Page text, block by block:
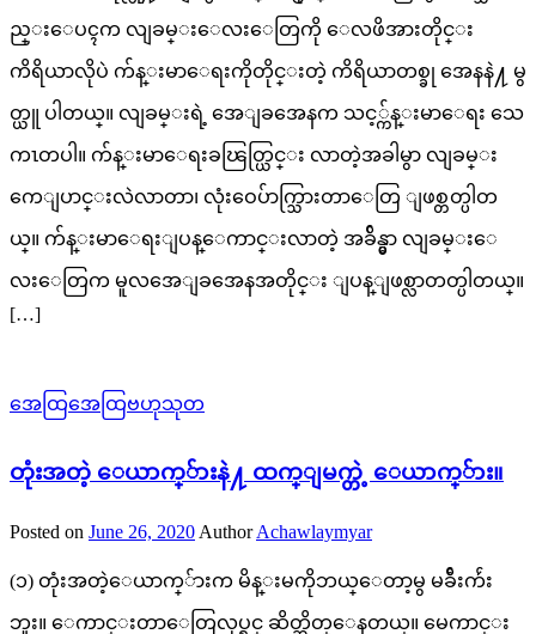
ည္းေပၚက လျခမ္းေလးေတြကို ေလဖိအားတိုင္း
ကိရိယာလိုပဲ က်န္းမာေရးကိုတိုင္းတဲ့ ကိရိယာတစ္ခု အေနနဲ႔ မွ
တ္ယူ ပါတယ္။ လျခမ္းရဲ့ အေျခအေနက သင့္က်န္းမာေရး သေ
ကၤတပါ။ က်န္းမာေရးခၽြတ္ယြင္း လာတဲ့အခါမွာ လျခမ္း
ကေျပာင္းလဲလာတာ၊ လုံးဝေပ်ာက္သြားတာေတြ ျဖစ္တတ္ပါတ
ယ္။ က်န္းမာေရးျပန္ေကာင္းလာတဲ့ အခ်ိန္မွာ လျခမ္းေ
လးေတြက မူလအေျခအေနအတိုင္း ျပန္ျဖစ္လာတတ္ပါတယ္။
[…]
အေထြအေထြဗဟုသုတ
တုံးအတဲ့ ေယာက္်ားနဲ႔ ထက္ျမက္တဲ့ ေယာက္်ား။
Posted on June 26, 2020 Author Achawlaymyar
(၁) တုံးအတဲ့ေယာက္်ားက မိန္းမကိုဘယ္ေတာ့မွ မခ်ီးက်ဴး
ဘူး။ ေကာင္းတာေတြလုပ္ရင္ ဆိတ္ဆိတ္ေနတယ္။ မေကာင္း